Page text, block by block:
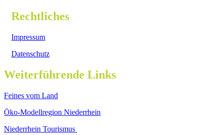
Rechtliches
Impressum
Datenschutz
Weiterführende Links
Feines vom Land
Öko-Modellregion Niederrhein
Niederrhein Tourismus